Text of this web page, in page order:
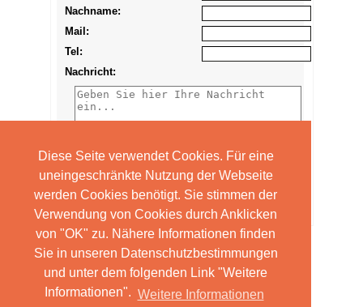
Diese Seite verwendet Cookies. Für eine
uneingeschränkte Nutzung der Webseite
werden Cookies benötigt. Sie stimmen der
Verwendung von Cookies durch Anklicken
von "OK" zu. Nähere Informationen finden
Sie in unseren Datenschutzbestimmungen
und unter dem folgenden Link "Weitere
Informationen". Weitere Informationen
Nachname:
Mail:
Tel:
Nachricht: